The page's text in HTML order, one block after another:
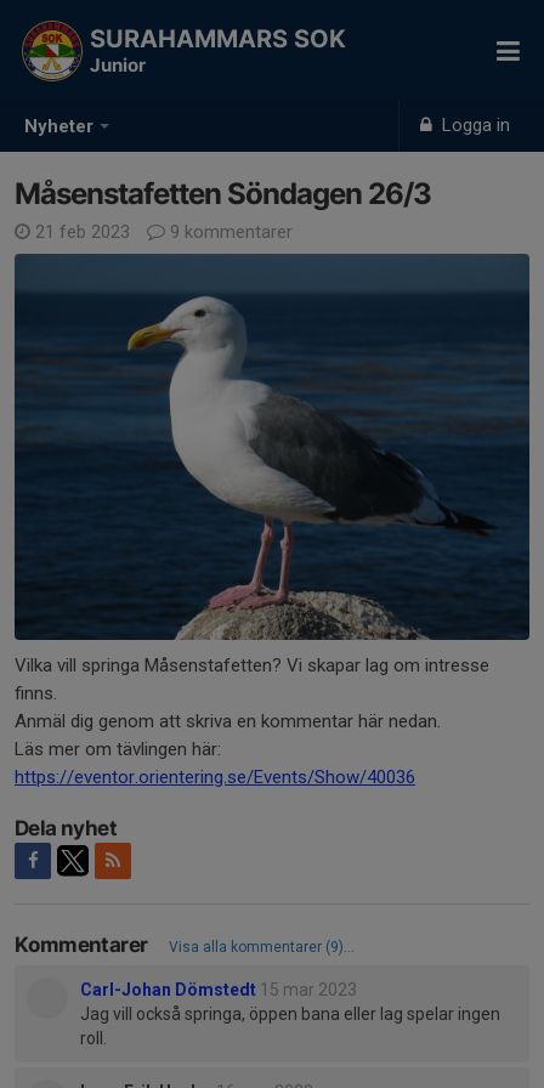
Nyheter Logga in
SURAHAMMARS SOK
Junior
Måsenstafetten Söndagen 26/3
21 feb 2023 9 kommentarer
Vilka vill springa Måsenstafetten? Vi skapar lag om intresse
finns.
Anmäl dig genom att skriva en kommentar här nedan.
Läs mer om tävlingen här:
https://eventor.orientering.se/Events/Show/40036
Dela nyhet
Kommentarer Visa alla kommentarer (9)...
Carl-Johan Dömstedt 15 mar 2023
Jag vill också springa, öppen bana eller lag spelar ingen
roll.